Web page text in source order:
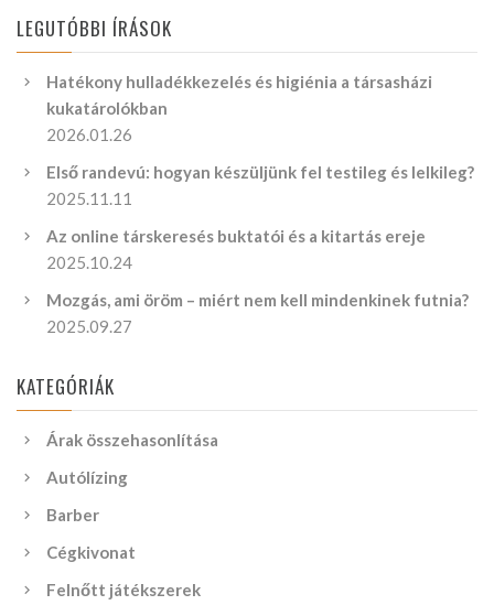
LEGUTÓBBI ÍRÁSOK
Hatékony hulladékkezelés és higiénia a társasházi
kukatárolókban
2026.01.26
Első randevú: hogyan készüljünk fel testileg és lelkileg?
2025.11.11
Az online társkeresés buktatói és a kitartás ereje
2025.10.24
Mozgás, ami öröm – miért nem kell mindenkinek futnia?
2025.09.27
KATEGÓRIÁK
Árak összehasonlítása
Autólízing
Barber
Cégkivonat
Felnőtt játékszerek